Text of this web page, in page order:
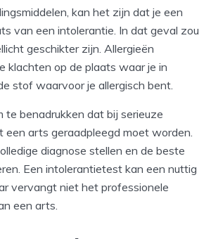
kan het zijn dat je een
van een intolerantie. In dat geval zou
geschikter zijn. Allergieën
klachten op de plaats waar je in
stof waarvoor je allergisch bent.
te benadrukken dat bij serieuze
een arts geraadpleegd moet worden.
diagnose stellen en de beste
Een intolerantietest kan een nuttig
vervangt niet het professionele
een arts.